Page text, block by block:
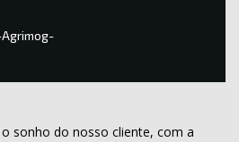
sonho do nosso cliente, com a